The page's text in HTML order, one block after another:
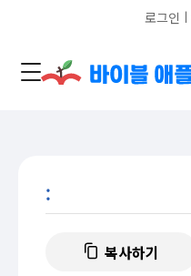
로그인 ㅣ
:
복사하기